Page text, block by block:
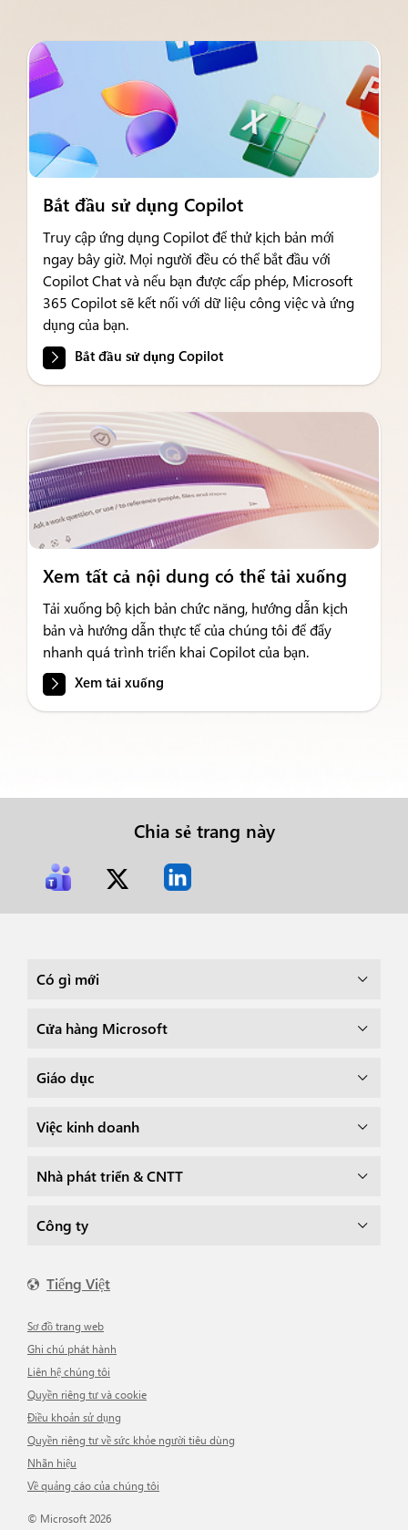
Bắt đầu sử dụng Copilot
Truy cập ứng dụng Copilot để thử kịch bản mới
ngay bây giờ. Mọi người đều có thể bắt đầu với
Copilot Chat và nếu bạn được cấp phép, Microsoft
365 Copilot sẽ kết nối với dữ liệu công việc và ứng
dụng của bạn.
Bắt đầu sử dụng Copilot
Xem tất cả nội dung có thể tải xuống
Tải xuống bộ kịch bản chức năng, hướng dẫn kịch
bản và hướng dẫn thực tế của chúng tôi để đẩy
nhanh quá trình triển khai Copilot của bạn.
Xem tải xuống
Chia sẻ trang này
Có gì mới
Cửa hàng Microsoft
Giáo dục
Việc kinh doanh
Nhà phát triển & CNTT
Công ty
Tiếng Việt
Sơ đồ trang web
Ghi chú phát hành
Liên hệ chúng tôi
Quyền riêng tư và cookie
Điều khoản sử dụng
Quyền riêng tư về sức khỏe người tiêu dùng
Nhãn hiệu
Về quảng cáo của chúng tôi
© Microsoft 2026